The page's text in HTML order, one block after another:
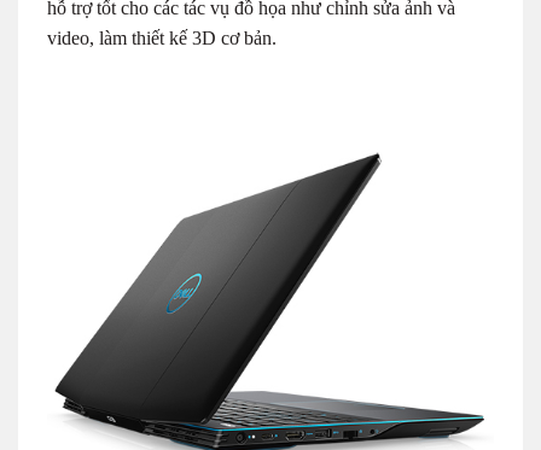
hỗ trợ tốt cho các tác vụ đồ họa như chỉnh sửa ảnh và
video, làm thiết kế 3D cơ bản.